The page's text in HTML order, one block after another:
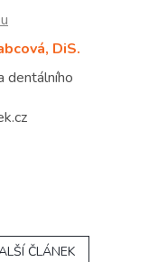
DiS.
dentálního
ČLÁNEK